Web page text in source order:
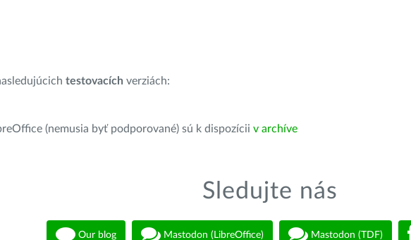
testovacích verziách:
(nemusia byť podporované) sú k dispozícii v archíve
Sledujte nás
Our blog Mastodon (LibreOffice) Mastodon (TDF)